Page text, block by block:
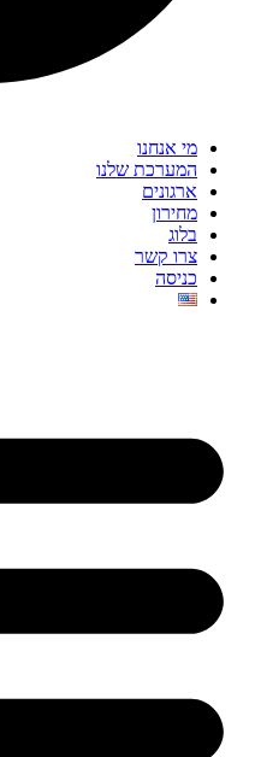
מי אנחנו
המערכת שלנו
ארגונים
מחירון
בלוג
צרו קשר
כניסה